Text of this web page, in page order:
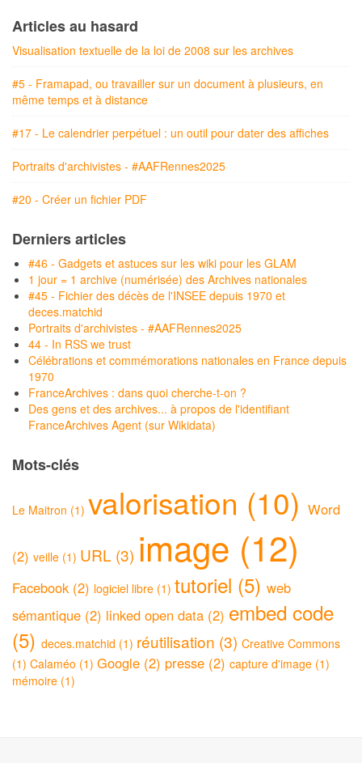
Articles au hasard
Visualisation textuelle de la loi de 2008 sur les archives
#5 - Framapad, ou travailler sur un document à plusieurs, en
même temps et à distance
#17 - Le calendrier perpétuel : un outil pour dater des affiches
Portraits d'archivistes - #AAFRennes2025
#20 - Créer un fichier PDF
Derniers articles
#46 - Gadgets et astuces sur les wiki pour les GLAM
1 jour = 1 archive (numérisée) des Archives nationales
#45 - Fichier des décès de l'INSEE depuis 1970 et
deces.matchid
Portraits d'archivistes - #AAFRennes2025
44 - In RSS we trust
Célébrations et commémorations nationales en France depuis
1970
FranceArchives : dans quoi cherche-t-on ?
Des gens et des archives... à propos de l'identifiant
FranceArchives Agent (sur Wikidata)
Mots-clés
Le Maitron (1) valorisation (10) Word
(2) veille (1) URL (3) image (12)
Facebook (2) logiciel libre (1) tutoriel (5) web
sémantique (2) linked open data (2) embed code
(5) deces.matchid (1) réutilisation (3) Creative Commons
(1) Calaméo (1) Google (2) presse (2) capture d'image (1)
mémoire (1)